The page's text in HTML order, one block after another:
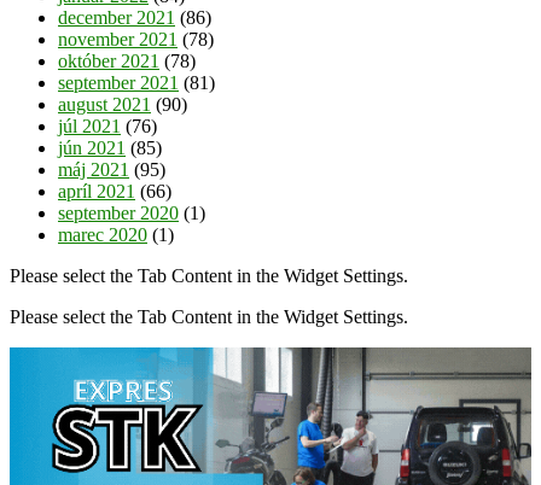
december 2021 (86)
november 2021 (78)
október 2021 (78)
september 2021 (81)
august 2021 (90)
júl 2021 (76)
jún 2021 (85)
máj 2021 (95)
apríl 2021 (66)
september 2020 (1)
marec 2020 (1)
Please select the Tab Content in the Widget Settings.
Please select the Tab Content in the Widget Settings.